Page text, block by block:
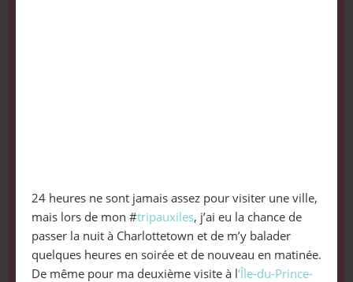
24 heures ne sont jamais assez pour visiter une ville,
mais lors de mon #tripauxiles, j’ai eu la chance de
passer la nuit à Charlottetown et de m’y balader
quelques heures en soirée et de nouveau en matinée.
De même pour ma deuxième visite à l‘Île-du-Prince-